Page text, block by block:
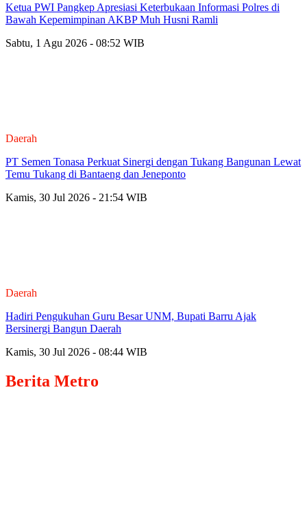
Ketua PWI Pangkep Apresiasi Keterbukaan Informasi Polres di
Bawah Kepemimpinan AKBP Muh Husni Ramli
Sabtu, 1 Agu 2026 - 08:52 WIB
Daerah
PT Semen Tonasa Perkuat Sinergi dengan Tukang Bangunan Lewat
Temu Tukang di Bantaeng dan Jeneponto
Kamis, 30 Jul 2026 - 21:54 WIB
Daerah
Hadiri Pengukuhan Guru Besar UNM, Bupati Barru Ajak
Bersinergi Bangun Daerah
Kamis, 30 Jul 2026 - 08:44 WIB
Berita Metro